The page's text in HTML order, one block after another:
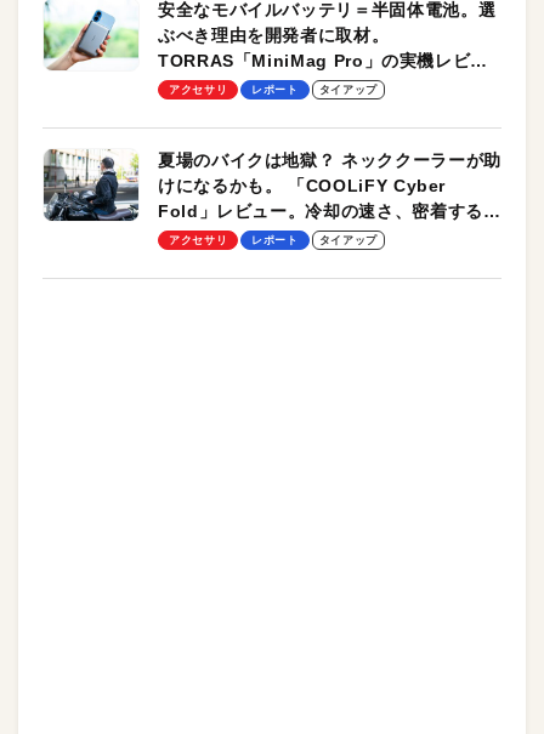
安全なモバイルバッテリ＝半固体電池。選
ぶべき理由を開発者に取材。
TORRAS「MiniMag Pro」の実機レビュ
ーも
アクセサリ レポート タイアップ
夏場のバイクは地獄？ ネッククーラーが助
けになるかも。 「COOLiFY Cyber
Fold」レビュー。冷却の速さ、密着する冷
却プレート、シンプルな操作性がグッド！
アクセサリ レポート タイアップ